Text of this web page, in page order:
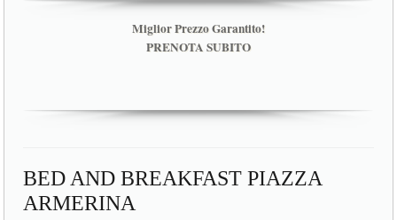
Miglior Prezzo Garantito!
PRENOTA SUBITO
BED AND BREAKFAST PIAZZA
ARMERINA